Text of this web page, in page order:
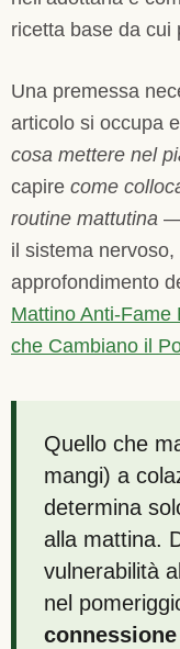
ricetta base da cui
Una premessa
articolo si occupa
cosa mettere nel
capire come
routine mattutina —
il sistema
approfondimento
Mattino Anti-Fame
che Cambiano il
Quello che
mangi) a
determina
alla mattina.
vulnerabilità
nel